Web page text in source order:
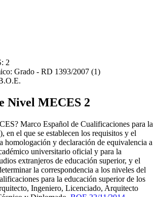
2
Grado - RD 1393/2007 (1)
Nivel MECES 2
Marco Español de Cualificaciones para la
en el que se establecen los requisitos y el
homologación y declaración de equivalencia a
universitario oficial y para la
extranjeros de educación superior, y el
la correspondencia a los niveles del
para la educación superior de los
Ingeniero, Licenciado, Arquitecto